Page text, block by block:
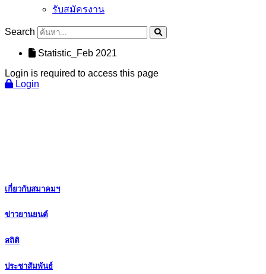
รับสมัครงาน
Search
Statistic_Feb 2021
Login is required to access this page
Login
เกี่ยวกับสมาคมฯ
ข่าวยานยนต์
สถิติ
ประชาสัมพันธ์